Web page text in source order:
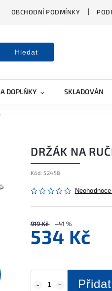
OBCHODNÍ PODMÍNKY
Hledat
DOPLŇKY SKLADOVÁNÍ A
DRŽÁK NA
Kód: 52458
919 Kč –41 %
534 Kč